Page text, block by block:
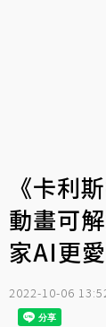
《卡利
動畫可
家AI更
2022-10-06